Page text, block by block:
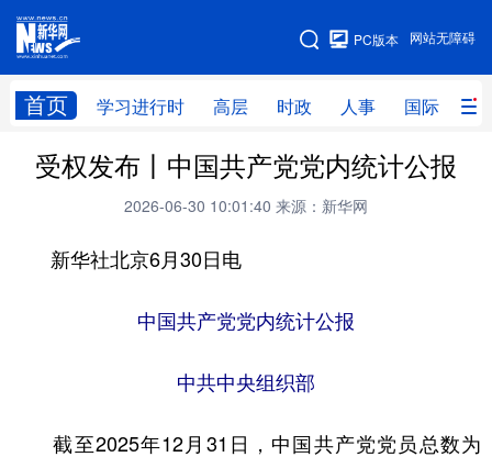
网站无障碍
PC版本
首页 学习进行时 高层 时政 人事 国际 财
网站地图
学习进行时 高层 时政 人事
财经 网评
台湾 思客智库
视频 图片
法律 中央文件 金融 汽车
受权发布丨中国共产党党内统计公报
2026-06-30 10:01:40 来源：新华网
新华社北京6月30日电
中国共产党党内统计公报
中共中央组织部
截至2025年12月31日，中国共产党党员总数为